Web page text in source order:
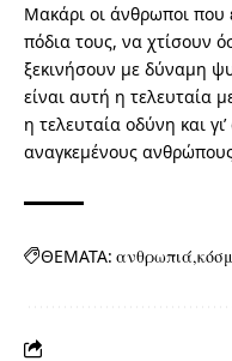
Μακάρι οι άνθρωποι
πόδια τους, να χτίσουν
ξεκινήσουν με δύναμη
είναι αυτή η τελευταία
η τελευταία οδύνη και
αναγκεμένους
ΘΕΜΑΤΑ: ανθρωπιά